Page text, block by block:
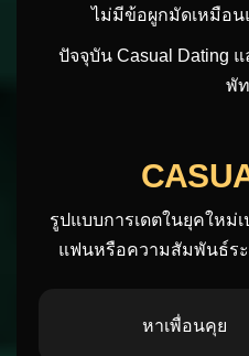
ไม่มีข้อผูกมัดเหมือน
ปัจจุบัน Casual Dating
พั
รูปแบบการเดตในยุคใหม่
แฟนหรือความสัมพันธ์ระ
หาเพื่อนคุย